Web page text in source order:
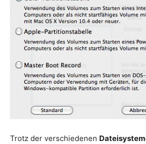
Trotz der verschiedenen